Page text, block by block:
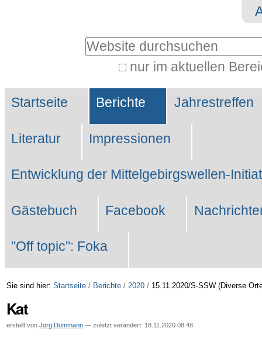
Direkt
zur
Navigation
Website durchsuchen
nur im aktuellen
Suche…
Sektionen
Startseite Berichte Jahrestreffen
Literatur Impressionen
Entwicklung der Mittelgebirgswellen-
Gästebuch Facebook
"Off topic": Foka
Sie sind hier: Startseite / Berichte / 2020 / 15.11.2020/S-SSW (Diverse
Kat
erstellt von Jörg Dummann— zuletzt verändert: 18.11.2020 08:48